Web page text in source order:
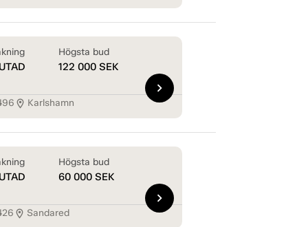
Högsta bud
122 000 SEK
location_on Karlshamn
chevron_right
Högsta bud
60 000 SEK
location_on Sandared
chevron_right